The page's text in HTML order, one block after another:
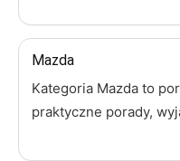
Mazda
Kategoria Mazda to
praktyczne porady,